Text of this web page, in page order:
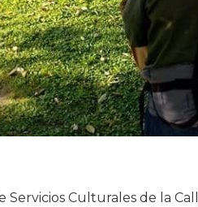
Servicios Culturales de la